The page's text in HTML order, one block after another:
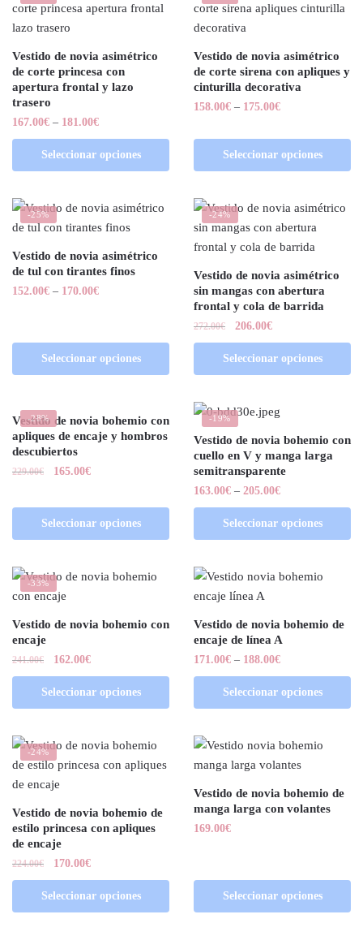
Vestido de novia asimétrico
de corte princesa con
apertura frontal y lazo
trasero
167.00€ – 181.00€
Seleccionar opciones
Vestido de novia asimétrico
de corte sirena con apliques y
cinturilla decorativa
158.00€ – 175.00€
Seleccionar opciones
-25%
Vestido de novia asimétrico
de tul con tirantes finos
152.00€ – 170.00€
Seleccionar opciones
-24%
Vestido de novia asimétrico
sin mangas con abertura
frontal y cola de barrida
272.00€ 206.00€
Seleccionar opciones
-28%
Vestido de novia bohemio con
apliques de encaje y hombros
descubiertos
229.00€ 165.00€
Seleccionar opciones
-19%
Vestido de novia bohemio con
cuello en V y manga larga
semitransparente
163.00€ – 205.00€
Seleccionar opciones
-33%
Vestido de novia bohemio con
encaje
241.00€ 162.00€
Seleccionar opciones
Vestido de novia bohemio de
encaje de línea A
171.00€ – 188.00€
Seleccionar opciones
-24%
Vestido de novia bohemio de
estilo princesa con apliques
de encaje
224.00€ 170.00€
Seleccionar opciones
Vestido de novia bohemio de
manga larga con volantes
169.00€
Seleccionar opciones